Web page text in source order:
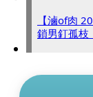
【滷of肉
鎖男釘孤